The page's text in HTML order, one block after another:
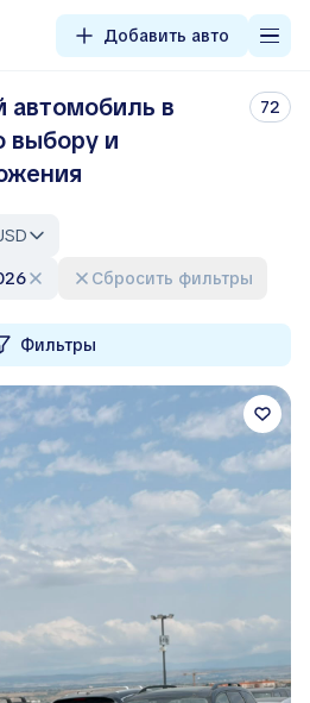
Добавить авто
автомобиль в
выбору и
72
Сбросить фильтры
Фильтры